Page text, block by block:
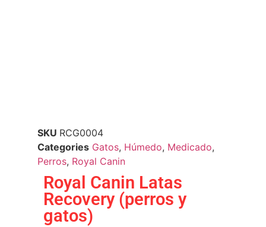
SKU RCG0004
Categories Gatos, Húmedo, Medicado,
Perros, Royal Canin
Royal Canin Latas
Recovery (perros y
gatos)